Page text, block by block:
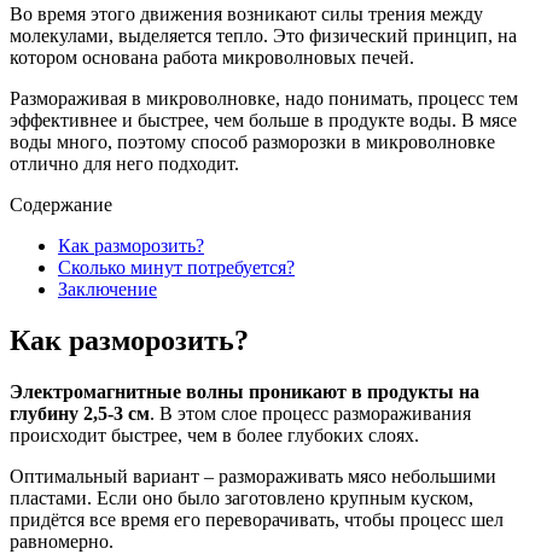
Во время этого движения возникают силы трения между
молекулами, выделяется тепло. Это физический принцип, на
котором основана работа микроволновых печей.
Размораживая в микроволновке, надо понимать, процесс тем
эффективнее и быстрее, чем больше в продукте воды. В мясе
воды много, поэтому способ разморозки в микроволновке
отлично для него подходит.
Содержание
Как разморозить?
Сколько минут потребуется?
Заключение
Как разморозить?
Электромагнитные волны проникают в продукты на
глубину 2,5-3 см. В этом слое процесс размораживания
происходит быстрее, чем в более глубоких слоях.
Оптимальный вариант – размораживать мясо небольшими
пластами. Если оно было заготовлено крупным куском,
придётся все время его переворачивать, чтобы процесс шел
равномерно.